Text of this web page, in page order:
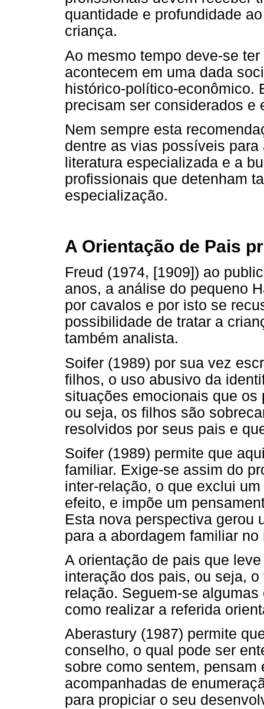
quantidade e profundidade
criança.
Ao mesmo tempo deve-se
acontecem em uma dada
histórico-político-econômico.
precisam ser considerados e
Nem sempre esta
dentre as vias possíveis
literatura especializada e a
profissionais que detenham
especialização.
A Orientação de Pais
Freud (1974, [1909]) ao
anos, a análise do pequeno
por cavalos e por isto se
possibilidade de tratar a
também analista.
Soifer (1989) por sua vez
filhos, o uso abusivo da
situações emocionais que
ou seja, os filhos são
resolvidos por seus pais e
Soifer (1989) permite que
familiar. Exige-se assim do
inter-relação, o que exclui
efeito, e impõe um
Esta nova perspectiva gerou
para a abordagem familiar
A orientação de pais que
interação dos pais, ou seja,
relação. Seguem-se
como realizar a referida
Aberastury (1987) permite
conselho, o qual pode ser
sobre como sentem,
acompanhadas de
para propiciar o seu